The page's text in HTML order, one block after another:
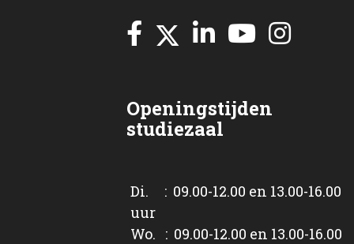
Openingstijden
studiezaal
Di. : 09.00-12.00 en 13.00-16.00
uur
Wo. : 09.00-12.00 en 13.00-16.00